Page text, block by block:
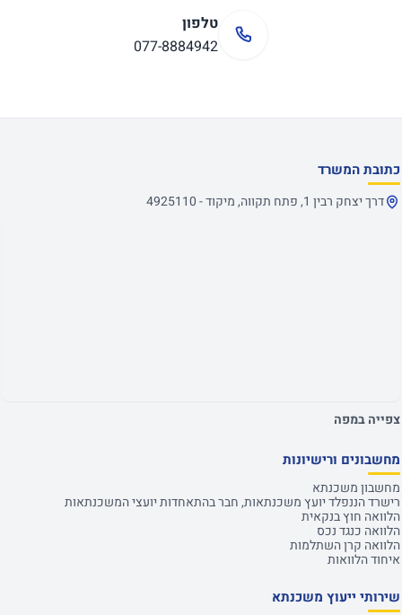
טלפון
077-8884942
כתובת המשרד
דרך יצחק רבין 1, פתח תקווה, מיקוד - 4925110
צפייה במפה
מחשבונים ורישיונות
מחשבון משכנתא
רישרד הננפלד יועץ משכנתאות, חבר בהתאחדות יועצי המשכנתאות
הלוואה חוץ בנקאית
הלוואה כנגד נכס
הלוואה קרן השתלמות
איחוד הלוואות
שירותי ייעוץ משכנתא